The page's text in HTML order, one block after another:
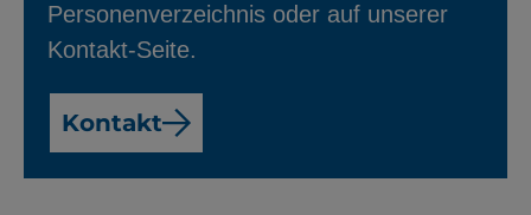
Personenverzeichnis oder auf unserer
Kontakt-Seite.
Kontakt